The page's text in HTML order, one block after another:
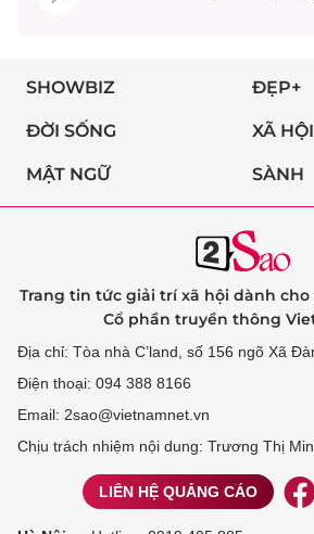
SHOWBIZ ĐẸP+
ĐỜI SỐNG XÃ HỘI
MẬT NGỮ SÀNH
Trang tin tức giải trí xã hội dành
Cổ phần truyền thông
Địa chỉ: Tòa nhà C’land, số 156 ngõ Xã
Điện thoại: 094 388 8166
Email: 2sao@vietnamnet.vn
Chịu trách nhiệm nội dung: Trương Thị
LIÊN HỆ QUẢNG CÁO